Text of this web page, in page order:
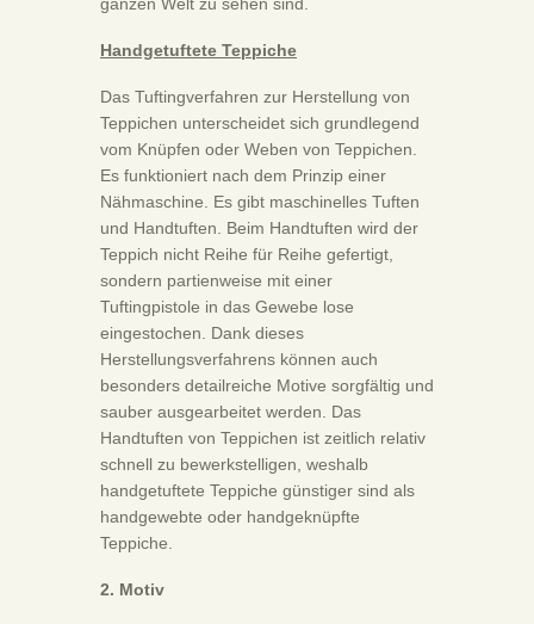
ganzen Welt zu sehen sind.
Handgetuftete Teppiche
Das Tuftingverfahren zur Herstellung von
Teppichen unterscheidet sich grundlegend
vom Knüpfen oder Weben von Teppichen.
Es funktioniert nach dem Prinzip einer
Nähmaschine. Es gibt maschinelles Tuften
und Handtuften. Beim Handtuften wird der
Teppich nicht Reihe für Reihe gefertigt,
sondern partienweise mit einer
Tuftingpistole in das Gewebe lose
eingestochen. Dank dieses
Herstellungsverfahrens können auch
besonders detailreiche Motive sorgfältig und
sauber ausgearbeitet werden. Das
Handtuften von Teppichen ist zeitlich relativ
schnell zu bewerkstelligen, weshalb
handgetuftete Teppiche günstiger sind als
handgewebte oder handgeknüpfte
Teppiche.
2. Motiv